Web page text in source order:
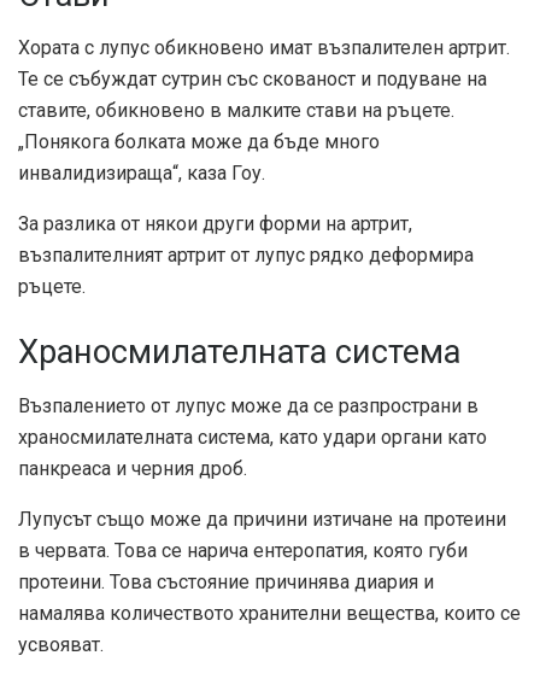
Хората с лупус обикновено имат възпалителен артрит.
Те се събуждат сутрин със скованост и подуване на
ставите, обикновено в малките стави на ръцете.
„Понякога болката може да бъде много
инвалидизираща“, каза Гоу.
За разлика от някои други форми на артрит,
възпалителният артрит от лупус рядко деформира
ръцете.
Храносмилателната система
Възпалението от лупус може да се разпространи в
храносмилателната система, като удари органи като
панкреаса и черния дроб.
Лупусът също може да причини изтичане на протеини
в червата. Това се нарича ентеропатия, която губи
протеини. Това състояние причинява диария и
намалява количеството хранителни вещества, които се
усвояват.